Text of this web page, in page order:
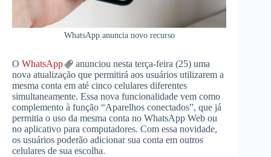
WhatsApp anuncia novo recurso
O WhatsApp
anunciou nesta terça-feira (25) uma
nova atualização que permitirá aos usuários utilizarem a
mesma conta em até cinco celulares diferentes
simultaneamente. Essa nova funcionalidade vem como
complemento à função “Aparelhos conectados”, que já
permitia o uso da mesma conta no WhatsApp Web ou
no aplicativo para computadores. Com essa novidade,
os usuários poderão adicionar sua conta em outros
celulares de sua escolha.